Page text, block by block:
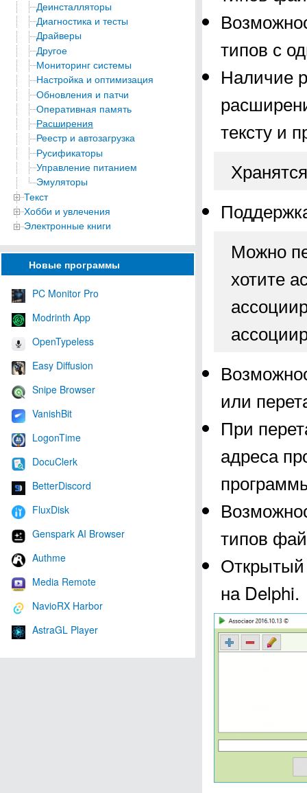
Деинсталляторы
Диагностика и тесты
Драйверы
Другое
Мониторинг системы
Настройка и оптимизация
Обновления и патчи
Оперативная память
Расширения
Реестр и автозагрузка
Русификаторы
Управление питанием
Эмуляторы
Текст
Хобби и увлечения
Электронные книги
Новые программы
PC Monitor Pro
Modrinth App
OpenTypeless
Easy Diffusion
Snipe Browser
VanishBit
LogonTime
DocuClerk
BetterDiscord
FluxDisk
Genspark AI Browser
Authme
Media Remote
NavioRX Harbor
AstraGL Player
типов с
Наличие
тексту и
Можно
хотите
или
При
адреса
типов
Открытый
на Delphi.